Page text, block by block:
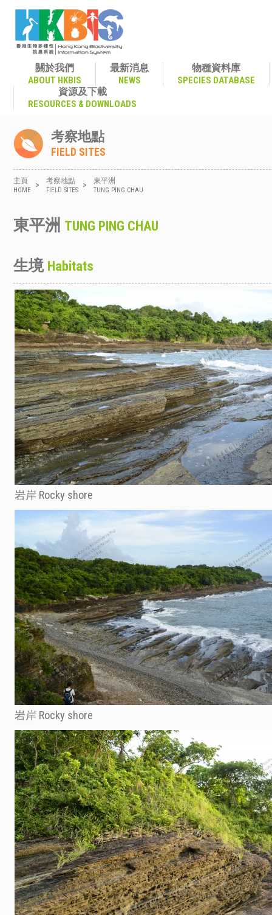
關於我們
ABOUT HKBIS
最新消息
NEWS
物種資料庫
SPECIES DATABASE
資源及下載
RESOURCES & DOWNLOADS
考察地點
FIELD SITES
主頁
HOME
> 考察地點
FIELD SITES
> 東平洲
TUNG PING CHAU
東平洲 TUNG PING CHAU
生境 Habitats
岩岸 Rocky shore
岩岸 Rocky shore